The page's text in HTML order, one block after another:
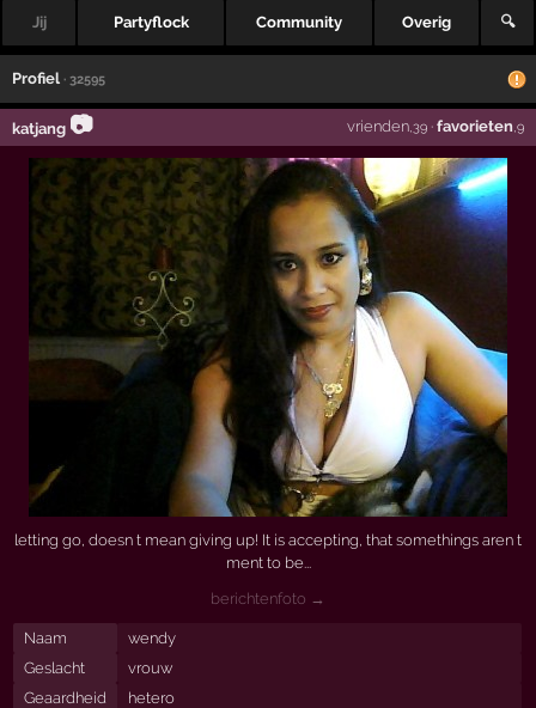
Jij Partyflock Community Overig 🔍
Profiel · 32595
katjang 📷 vrienden,39· favorieten ,9
letting go, doesn t mean giving up! It is accepting, that somethings aren t
ment to be...
berichtenfoto →
Naam
wendy
Geslacht
vrouw
Geaardheid
hetero